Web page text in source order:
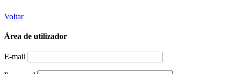
Voltar
Área de utilizador
E-mail